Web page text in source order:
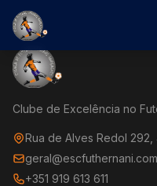
Clube de Excelência no
Rua de Alves Redol
geral@escfuthernani.com
+351 919 613 611